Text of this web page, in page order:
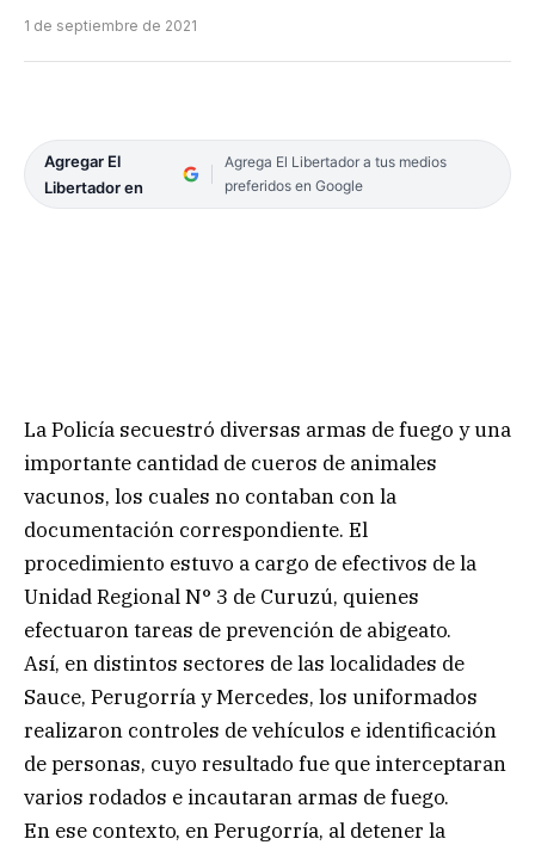
1 de septiembre de 2021
Agregar El
Libertador en
Agrega El Libertador a tus medios
preferidos en Google
La Policía secuestró diversas armas de fuego y una
importante cantidad de cueros de animales
vacunos, los cuales no contaban con la
documentación correspondiente. El
procedimiento estuvo a cargo de efectivos de la
Unidad Regional N° 3 de Curuzú, quienes
efectuaron tareas de prevención de abigeato.
Así, en distintos sectores de las localidades de
Sauce, Perugorría y Mercedes, los uniformados
realizaron controles de vehículos e identificación
de personas, cuyo resultado fue que interceptaran
varios rodados e incautaran armas de fuego.
En ese contexto, en Perugorría, al detener la